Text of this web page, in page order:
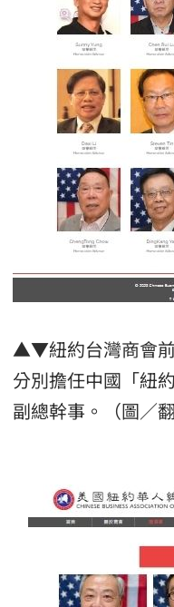
▲▼紐約台灣商會前
分別擔任中國「紐
副總幹事。（圖／